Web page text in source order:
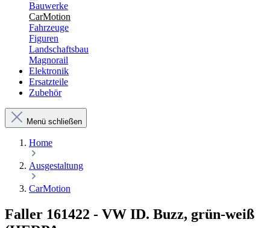
Bauwerke
CarMotion
Fahrzeuge
Figuren
Landschaftsbau
Magnorail
Elektronik
Ersatzteile
Zubehör
Menü schließen
Home
Ausgestaltung
CarMotion
Faller 161422 - VW ID. Buzz, grün-weiß